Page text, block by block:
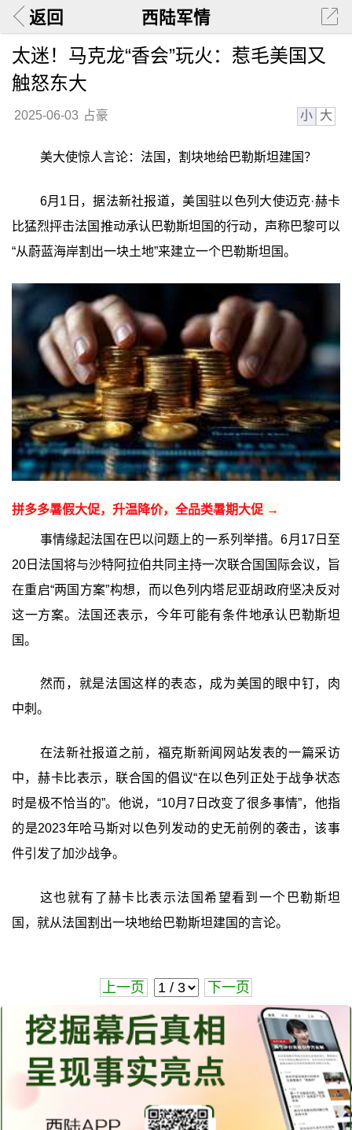
返回 西陆军情
太迷！马克龙“香会”玩火：惹毛美国又
触怒东大
2025-06-03 占豪 小 大
美大使惊人言论：法国，割块地给巴勒斯坦建国？
6月1日，据法新社报道，美国驻以色列大使迈克·赫卡
比猛烈抨击法国推动承认巴勒斯坦国的行动，声称巴黎可以
“从蔚蓝海岸割出一块土地”来建立一个巴勒斯坦国。
拼多多暑假大促，升温降价，全品类暑期大促 →
事情缘起法国在巴以问题上的一系列举措。6月17日至
20日法国将与沙特阿拉伯共同主持一次联合国国际会议，旨
在重启“两国方案”构想，而以色列内塔尼亚胡政府坚决反对
这一方案。法国还表示，今年可能有条件地承认巴勒斯坦
国。
然而，就是法国这样的表态，成为美国的眼中钉，肉
中刺。
在法新社报道之前，福克斯新闻网站发表的一篇采访
中，赫卡比表示，联合国的倡议“在以色列正处于战争状态
时是极不恰当的”。他说，“10月7日改变了很多事情”，他指
的是2023年哈马斯对以色列发动的史无前例的袭击，该事
件引发了加沙战争。
这也就有了赫卡比表示法国希望看到一个巴勒斯坦
国，就从法国割出一块地给巴勒斯坦建国的言论。
上一页 下一页